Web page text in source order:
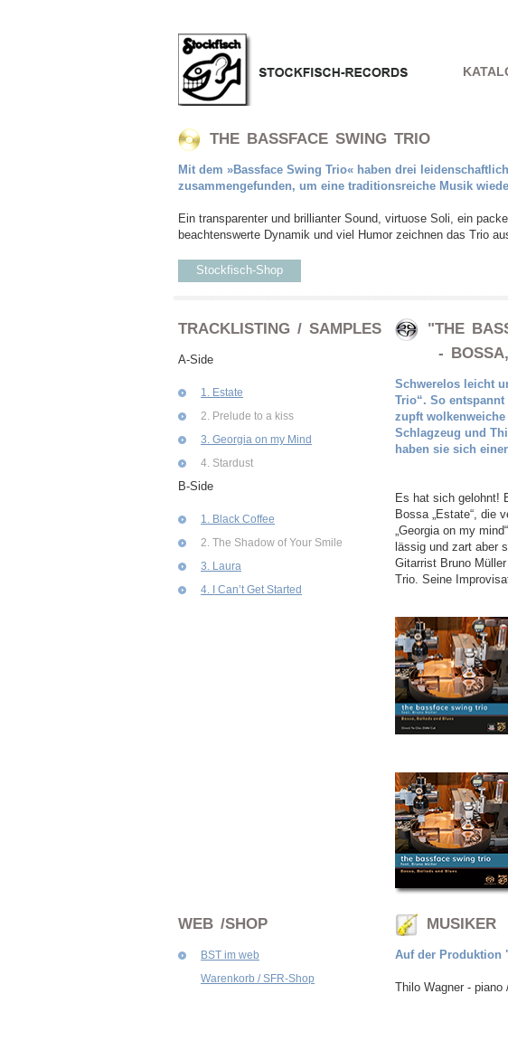
THE BASSFACE SWING TRIO
Mit dem »Bassface Swing Trio« haben drei
zusammengefunden, um eine traditionsreiche Musik
Ein transparenter und brillianter Sound, virtuose Soli, ein
beachtenswerte Dynamik und viel Humor zeichnen das Trio
Stockfisch-Shop
TRACKLISTING / SAMPLES
A-Side
1. Estate
2. Prelude to a kiss
3. Georgia on my Mind
4. Stardust
B-Side
1. Black Coffee
2. The Shadow of Your Smile
3. Laura
4. I Can’t Get Started
"THE
- BOSSA,
Schwerelos leicht
Trio“. So
zupft
Schlagzeug und
haben sie sich
Es hat sich gelohnt!
Bossa „Estate“, die
„Georgia on my
lässig und zart aber
Gitarrist Bruno
Trio. Seine
WEB /SHOP
BST im web
Warenkorb / SFR-Shop
MUSIKER
Auf der Produktion
Thilo Wagner -